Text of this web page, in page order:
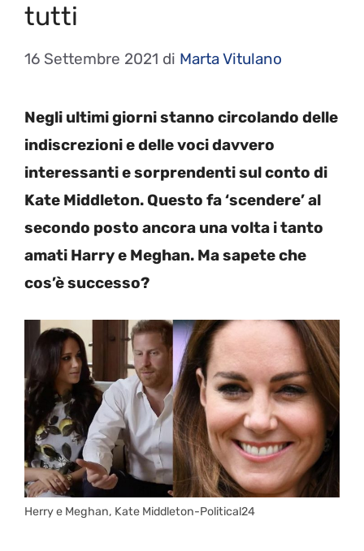
tutti
16 Settembre 2021 di Marta Vitulano
Negli ultimi giorni stanno circolando delle
indiscrezioni e delle voci davvero
interessanti e sorprendenti sul conto di
Kate Middleton. Questo fa ‘scendere’ al
secondo posto ancora una volta i tanto
amati Harry e Meghan. Ma sapete che
cos’è successo?
Herry e Meghan, Kate Middleton-Political24